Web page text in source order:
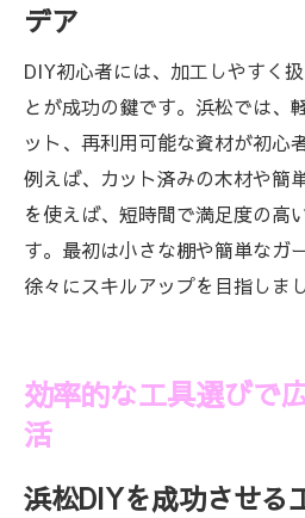
デア
DIY初心者には、加工しやすく
とが成功の鍵です。浜松では、
ット、再利用可能な資材が初心
例えば、カット済みの木材や簡
を使えば、短時間で満足度の高
す。最初は小さな棚や簡単なガ
徐々にスキルアップを目指しま
効率的な工具選びで
活
浜松DIYを成功させる